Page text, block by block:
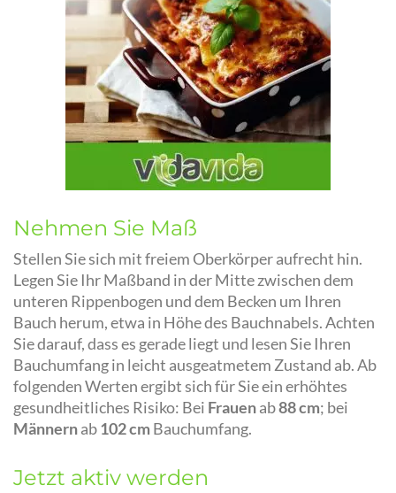
Nehmen Sie Maß
Stellen Sie sich mit freiem Oberkörper aufrecht hin.
Legen Sie Ihr Maßband in der Mitte zwischen dem
unteren Rippenbogen und dem Becken um Ihren
Bauch herum, etwa in Höhe des Bauchnabels. Achten
Sie darauf, dass es gerade liegt und lesen Sie Ihren
Bauchumfang in leicht ausgeatmetem Zustand ab. Ab
folgenden Werten ergibt sich für Sie ein erhöhtes
gesundheitliches Risiko: Bei Frauenab88 cm; bei
Männernab102 cm Bauchumfang.
Jetzt aktiv werden